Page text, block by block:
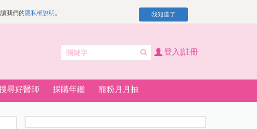
我們的隱私權說明 。 我知道了
登入|註冊
尋好醫師 採購年鑑 寵粉月月抽